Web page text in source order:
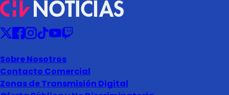
Sobre Nosotros
Contacto Comercial
Zonas de Transmisión Digital